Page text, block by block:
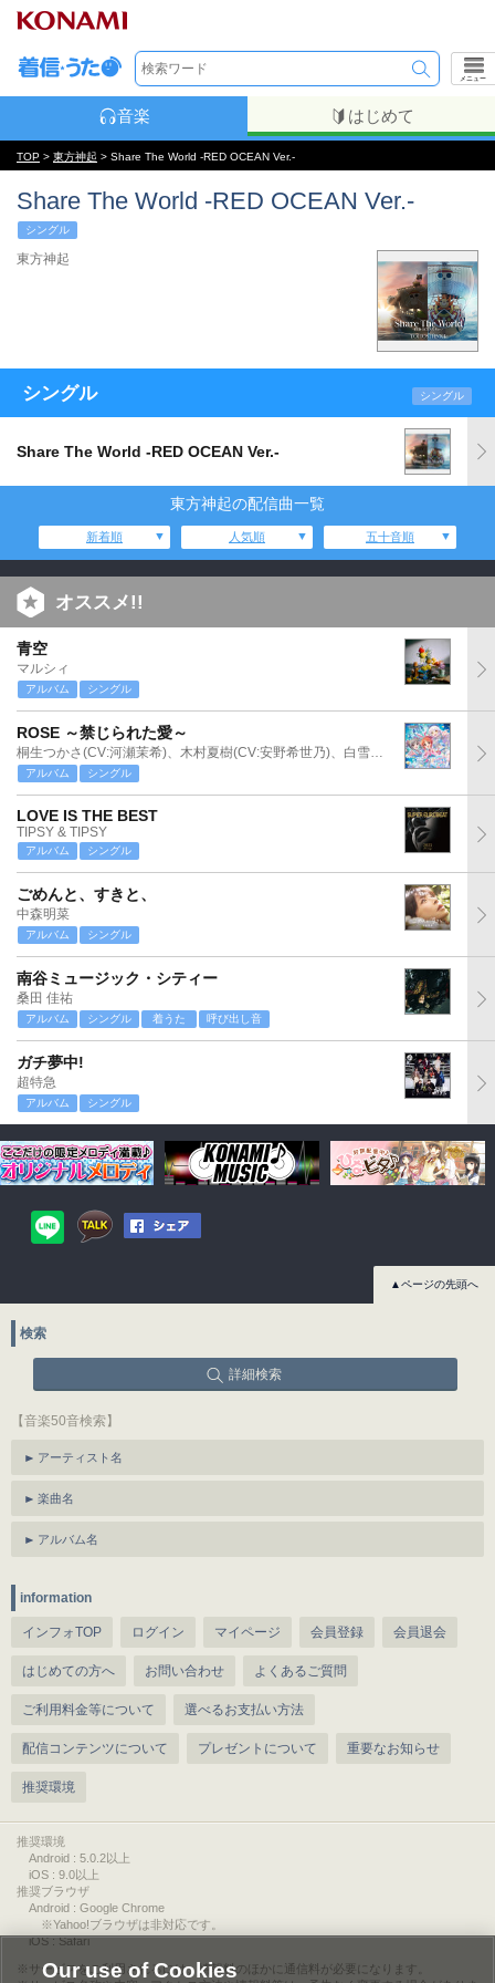
メニュー
音楽 はじめて
TOP > 東方神起 > Share The World -RED OCEAN Ver.-
Share The World -RED OCEAN Ver.-
シングル
東方神起
シングル シングル
Share The World -RED OCEAN Ver.-
東方神起の配信曲一覧
新着順 人気順 五十音順
オススメ!!
青空
マルシィ
アルバム シングル
ROSE ～禁じられた愛～
桐生つかさ(CV:河瀬茉希)、木村夏樹(CV:安野希世乃)、白雪千夜(CV:関口理咲)
アルバム シングル
LOVE IS THE BEST
TIPSY & TIPSY
アルバム シングル
ごめんと、すきと、
中森明菜
アルバム シングル
南谷ミュージック・シティー
桑田 佳祐
アルバム シングル 着うた 呼び出し音
ガチ夢中!
超特急
アルバム シングル
▲ページの先頭へ
検索
詳細検索
【音楽50音検索】
アーティスト名
楽曲名
アルバム名
information
インフォTOP ログイン マイページ 会員登録 会員退会
はじめての方へ お問い合わせ よくあるご質問
ご利用料金等について 選べるお支払い方法
配信コンテンツについて プレゼントについて 重要なお知らせ
推奨環境
推奨環境
Android : 5.0.2以上
iOS : 9.0以上
推奨ブラウザ
Android : Google Chrome
※Yahoo!ブラウザは非対応です。
iOS : Safari
サービスをご利用されるには、情報料のほかに通信料が必要になります。
Our use of Cookies